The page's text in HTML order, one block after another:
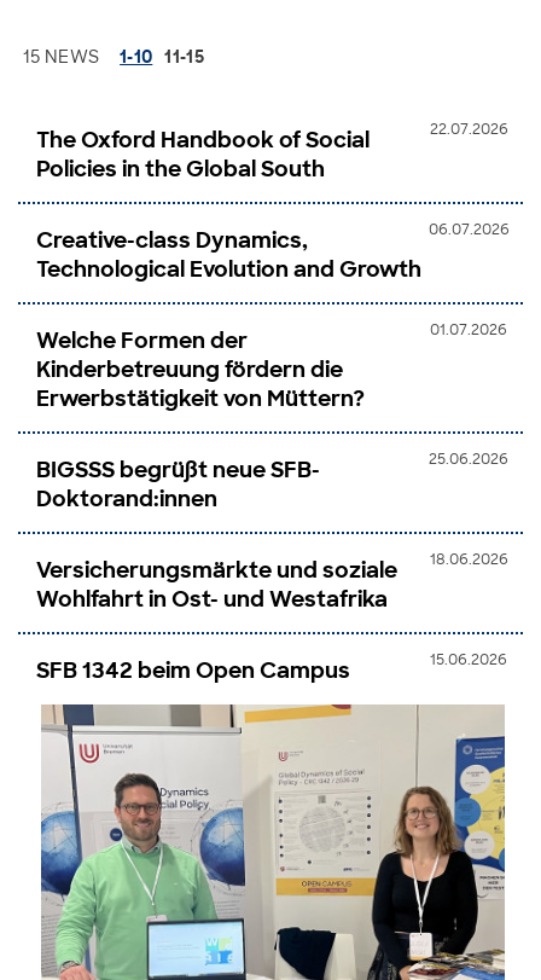
15 NEWS 1-10 11-15
22.07.2026
The Oxford Handbook of Social
Policies in the Global South
06.07.2026
Creative-class Dynamics,
Technological Evolution and Growth
01.07.2026
Welche Formen der
Kinderbetreuung fördern die
Erwerbstätigkeit von Müttern?
25.06.2026
BIGSSS begrüßt neue SFB-
Doktorand:innen
18.06.2026
Versicherungsmärkte und soziale
Wohlfahrt in Ost- und Westafrika
15.06.2026
SFB 1342 beim Open Campus